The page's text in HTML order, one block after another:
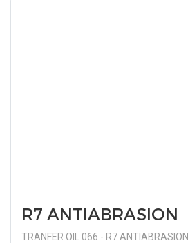
R7 ANTIABRASION
TRANFER OIL 066 - R7 ANTIABRASION